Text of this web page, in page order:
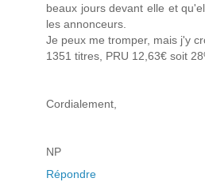
beaux jours devant elle et
les annonceurs.
Je peux me tromper, mais j'y
1351 titres, PRU 12,63€ soit
Cordialement,
NP
Répondre